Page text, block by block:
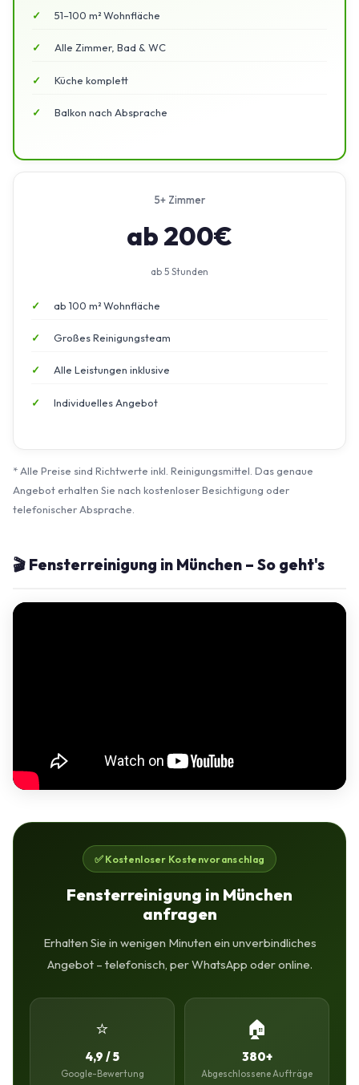
51–100 m² Wohnfläche
Alle Zimmer, Bad & WC
Küche komplett
Balkon nach Absprache
5+ Zimmer
ab 200€
ab 5 Stunden
ab 100 m² Wohnfläche
Großes Reinigungsteam
Alle Leistungen inklusive
Individuelles Angebot
* Alle Preise sind Richtwerte inkl. Reinigungsmittel. Das genaue
Angebot erhalten Sie nach kostenloser Besichtigung oder
telefonischer Absprache.
🎬 Fensterreinigung in München – So geht's
✅ Kostenloser Kostenvoranschlag
Fensterreinigung in München
anfragen
Erhalten Sie in wenigen Minuten ein unverbindliches
Angebot – telefonisch, per WhatsApp oder online.
⭐
4,9 / 5
Google-Bewertung
🏠
380+
Abgeschlossene Aufträge